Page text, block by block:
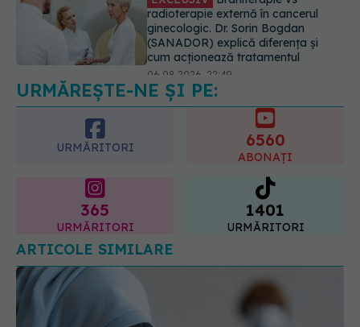
06.08.2026, 22:49
Ashwagandha: 4 efecte adverse
potențial grave
07.08.2026, 11:03
URMĂREȘTE-NE ȘI PE:
URMĂRITORI 6560
ABONAȚI
365
URMĂRITORI
1401
URMĂRITORI
ARTICOLE SIMILARE